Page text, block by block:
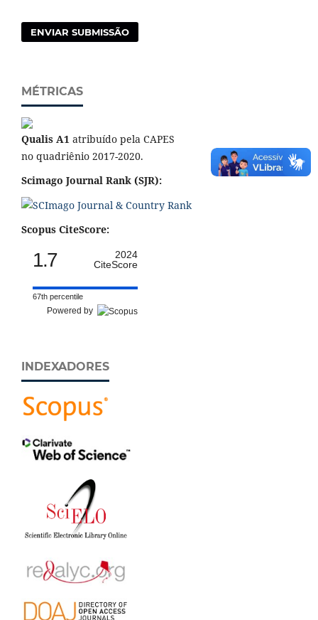
ENVIAR SUBMISSÃO
MÉTRICAS
Qualis A1 atribuído pela CAPES
no quadriênio 2017-2020.
Scimago Journal Rank (SJR):
Scopus CiteScore:
1.7
2024
CiteScore
67th percentile
Powered by
INDEXADORES